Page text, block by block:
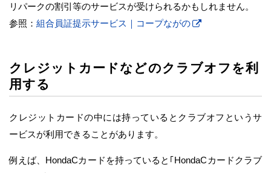
リパークの割引等のサービスが受けられるかもしれません。
参照： 組合員証提示サービス｜コープながの
クレジットカードなどのクラブオフを利
用する
クレジットカードの中には持っているとクラブオフというサ
ービスが利用できることがあります。
例えば、HondaCカードを持っていると｢HondaCカードクラブ